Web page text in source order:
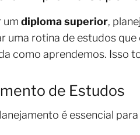
um diploma superior,
uma rotina de estudos
como aprendemos. Isso
de Estudos
é essencial